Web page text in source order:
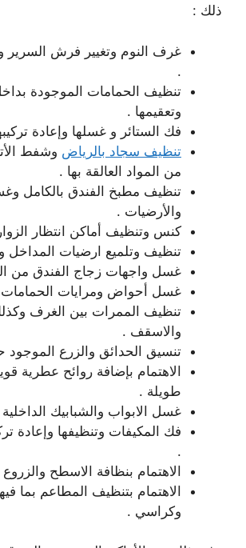
ذلك :
غرف النوم وتغيير فرش السرير
.
تنظيف الحمامات الموجودة
وتعقيمها .
فك الستائر و غسلها وإعادة
تنظيف سجاد بالرياض وشفط
من المواد العالقة بها .
تنظيف مطبخ الفندق بالكامل
والأرضيات .
كنس وتنظيف أماكن انتظار
تنظيف وتلميع ارضيات المداخل
غسل واجهات زجاج الفندق من
غسل أحواض ومرايات الحمامات
تنظيف الممرات بين الغرف
والاسقف .
تنسيق الحدائق والزرع الموجود
الاهتمام بإضافة روائح عطرية
طويلة .
غسل الابواب والشبابيك
فك المكيفات وتنظيفها وإعادة
.
الاهتمام بنظافة الاسطح
الاهتمام بتنظيف المطاعم بما
وكراسي .